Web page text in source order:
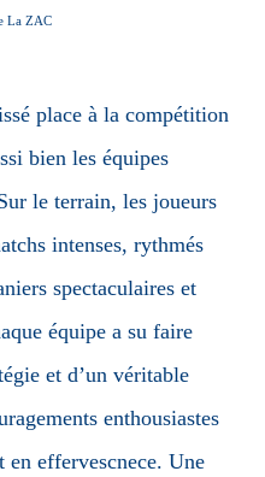
La ZAC
place à la compétition
bien les équipes
le terrain, les joueurs
intenses, rythmés
spectaculaires et
équipe a su faire
et d’un véritable
enthousiastes
effervescnece. Une